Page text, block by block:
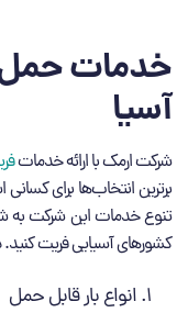
خدمات حمل
آسیا
شرکت ارمک با ارائه خدمات
برترین انتخاب‌ها برای
تنوع خدمات این شرکت به
کشورهای آسیایی فریت کنید.
انواع بار قابل حمل